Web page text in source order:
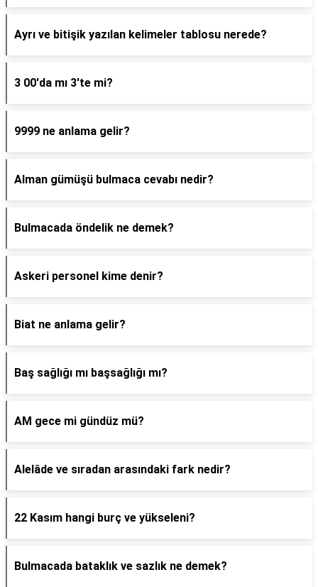
Ayrı ve bitişik yazılan kelimeler tablosu nerede?
3 00'da mı 3'te mi?
9999 ne anlama gelir?
Alman gümüşü bulmaca cevabı nedir?
Bulmacada öndelik ne demek?
Askeri personel kime denir?
Biat ne anlama gelir?
Baş sağlığı mı başsağlığı mı?
AM gece mi gündüz mü?
Alelâde ve sıradan arasındaki fark nedir?
22 Kasım hangi burç ve yükseleni?
Bulmacada bataklık ve sazlık ne demek?